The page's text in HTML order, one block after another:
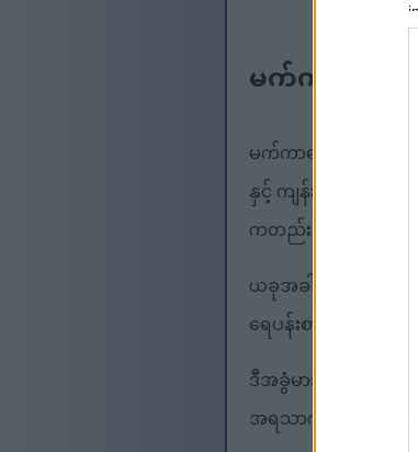
မက်ကာဒမီးယ
မက်ကာဒေးမီးယားအ
နှင့် ကျန်းမာရေးဝါ
ကတည်းက နှစ်သက်ခဲ့
ယခုအခါ ၎င်းတို့ကို ဟာ
ရေပန်းစားလာပါသည်။
ဒီအခွံမာသီးတွေက ဟင်
အရသာကို ပေါင်းထ